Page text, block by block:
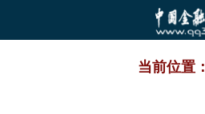
当前位置：